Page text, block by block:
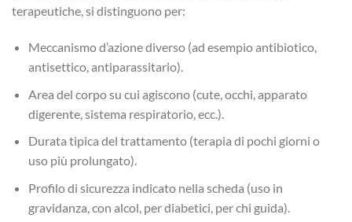
terapeutiche, si distinguono per:
Meccanismo d’azione diverso (ad esempio antibiotico,
antisettico, antiparassitario).
Area del corpo su cui agiscono (cute, occhi, apparato
digerente, sistema respiratorio, ecc.).
Durata tipica del trattamento (terapia di pochi giorni o
uso più prolungato).
Profilo di sicurezza indicato nella scheda (uso in
gravidanza, con alcol, per diabetici, per chi guida).